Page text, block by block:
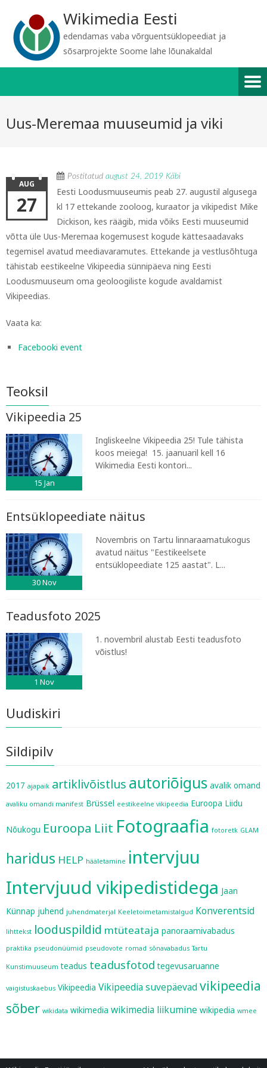
Wikimedia Eesti
edendamas vaba võrguentsüklopeediat ja
sõsarprojekte Soome lahe lõunakaldal
Uus-Meremaa muuseumid ja viki
Postitatud august 24, 2019 Käbi
AUG
27
Eesti Loodusmuuseumis peab 27. augustil algusega
kl 17 ettekande zooloog, kuraator ja vikipedist Mike
Dickison, kes räägib, mida võiks Eesti muuseumid
võtta üle Uus-Meremaa kogemusest kogude kättesaadavaks
tegemisel avatud meediavaramutes. Ettekande ja vestlusõhtuga
tähistab eestikeelne Vikipeedia sünnipäeva ning Eesti
Loodusmuuseum oma geoloogiliste kogude avaldamist
Vikipeedias.
Vaata ka:
Facebooki event
Teoksil
Vikipeedia 25
15 Jan
Ingliskeelne Vikipeedia 25! Tule tähista
koos meiega! 15. jaanuaril kell 16
Wikimedia Eesti kontori...
Entsüklopeediate näitus
30Nov
Novembris on Tartu linnaraamatukogus
avatud näitus "Eestikeelsete
entsüklopeediate 125 aastat". L...
Teadusfoto 2025
1 Nov
1. novembril alustab Eesti teadusfoto
võistlus!
Uudiskiri
Sildipilv
2017 ajapaik artiklivõistlus autoriõigus avalik omand
avaliku omandi manifest Brüssel eestikeelne vikipeedia Euroopa Liidu
Nõukogu Euroopa Liit Fotograafia fotoretk GLAM
haridus HELP hääletamine intervjuu
Intervjuud vikipedistidega Jaan
Künnap juhend juhendmaterjal Keeletoimetamistalgud Konverentsid
lihttekst looduspildid mtüteataja panoraamivabadus
praktika pseudonüümid pseudovote romad sõnavabadus Tartu
Kunstimuuseum teadus teadusfotod tegevusaruanne
vaigistuskaebus Vikipeedia Vikipeedia suvepäevadvikipeedia
sõber wikidata wikimedia wikimedia liikumine wikipedia wmee